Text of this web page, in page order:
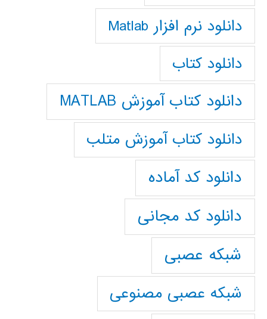
دانلود نرم افزار Matlab
دانلود کتاب
دانلود کتاب آموزش MATLAB
دانلود کتاب آموزش متلب
دانلود کد آماده
دانلود کد مجانی
شبکه عصبی
شبکه عصبی مصنوعی